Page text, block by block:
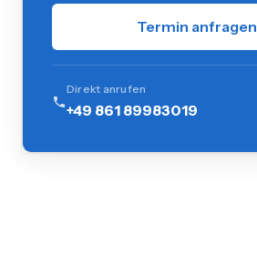
Termin anfragen
Direkt anrufen
+49 861 89983019